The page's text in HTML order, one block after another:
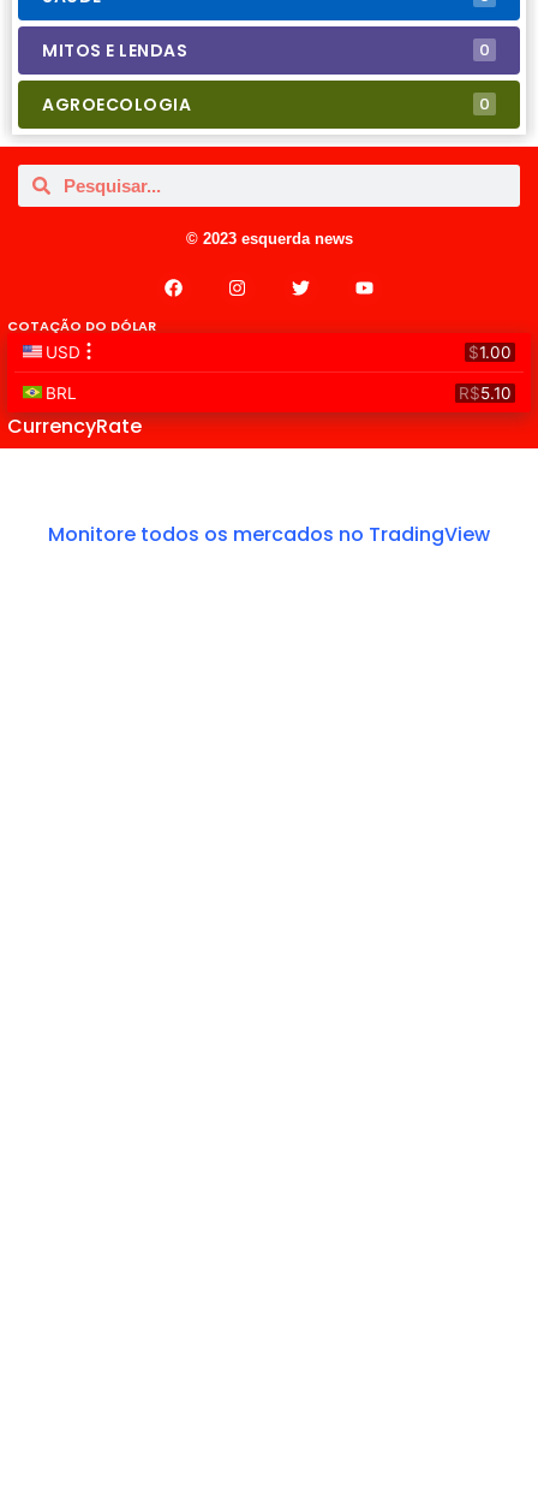
MITOS E LENDAS 0
AGROECOLOGIA 0
© 2023 esquerda news
COTAÇÃO DO DÓLAR
CurrencyRate
Monitore todos os mercados no TradingView